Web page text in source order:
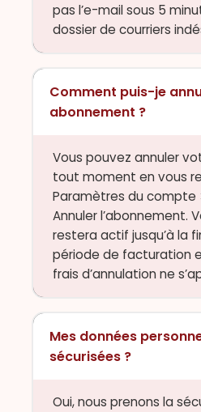
pas l’e-mail sous 5
dossier de courriers
Comment puis-je
abonnement ?
Vous pouvez annuler
tout moment en vous
Paramètres du compte
Annuler l’abonnement.
restera actif jusqu’à la
période de facturation
frais d’annulation ne
Mes données
sécurisées ?
Oui, nous prenons la